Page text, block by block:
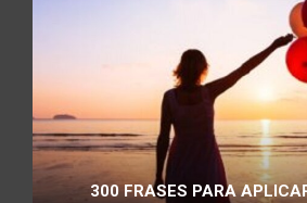
300 FRASES PARA